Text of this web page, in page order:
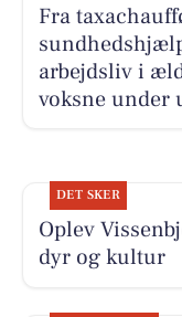
Fra
arbejdsliv i
voksne under
DET SKER
Oplev
dyr og kultur